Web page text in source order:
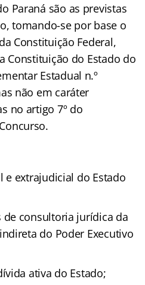
Paraná são as previstas
tomando-se por base o
Constituição Federal,
Constituição do Estado do
Estadual n.º
não em caráter
no artigo 7º do
e extrajudicial do Estado
de consultoria jurídica da
do Poder Executivo
ativa do Estado;